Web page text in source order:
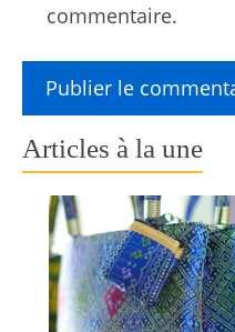
commentaire.
Articles à la une